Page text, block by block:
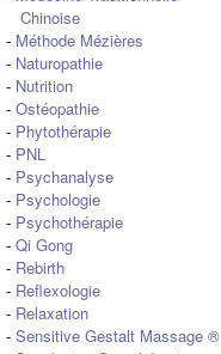
Chinoise
- Méthode Mézières
- Naturopathie
- Nutrition
- Ostéopathie
- Phytothérapie
- PNL
- Psychanalyse
- Psychologie
- Psychothérapie
- Qi Gong
- Rebirth
- Reflexologie
- Relaxation
- Sensitive Gestalt Massage ®